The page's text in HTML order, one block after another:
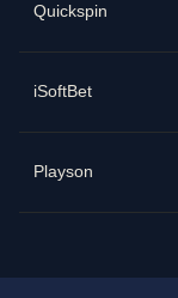
Quickspin
iSoftBet
Playson